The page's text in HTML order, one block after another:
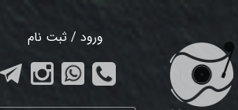
ورود / ثبت نام
تغییر گذر واژه